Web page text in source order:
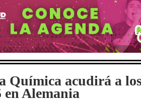
Química acudirá a
en Alemania